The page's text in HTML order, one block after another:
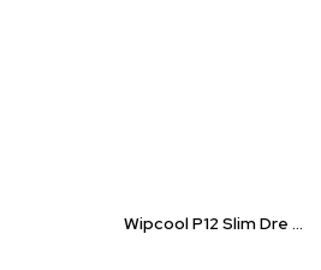
Wipcool P12 Slim Dre ...